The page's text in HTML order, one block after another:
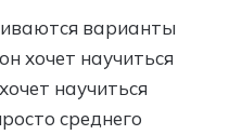
варианты
хочет научиться
научиться
среднего